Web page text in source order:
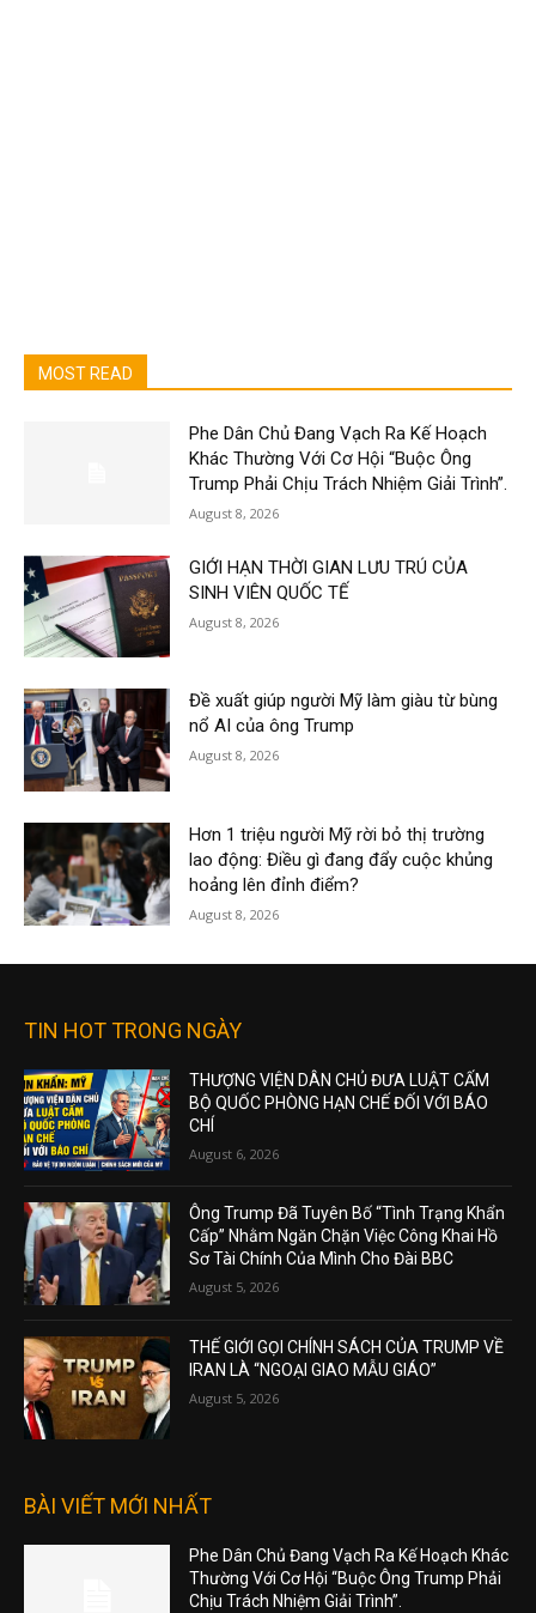
MOST READ
Phe Dân Chủ Đang Vạch Ra Kế Hoạch
Khác Thường Với Cơ Hội “Buộc Ông
Trump Phải Chịu Trách Nhiệm Giải Trình”.
August 8, 2026
GIỚI HẠN THỜI GIAN LƯU TRÚ CỦA
SINH VIÊN QUỐC TẾ
August 8, 2026
Đề xuất giúp người Mỹ làm giàu từ bùng
nổ AI của ông Trump
August 8, 2026
Hơn 1 triệu người Mỹ rời bỏ thị trường
lao động: Điều gì đang đẩy cuộc khủng
hoảng lên đỉnh điểm?
August 8, 2026
TIN HOT TRONG NGÀY
THƯỢNG VIỆN DÂN CHỦ ĐƯA LUẬT CẤM
BỘ QUỐC PHÒNG HẠN CHẾ ĐỐI VỚI BÁO
CHÍ
August 6, 2026
Ông Trump Đã Tuyên Bố “Tình Trạng Khẩn
Cấp” Nhằm Ngăn Chặn Việc Công Khai Hồ
Sơ Tài Chính Của Mình Cho Đài BBC
August 5, 2026
THẾ GIỚI GỌI CHÍNH SÁCH CỦA TRUMP VỀ
IRAN LÀ “NGOẠI GIAO MẪU GIÁO”
August 5, 2026
BÀI VIẾT MỚI NHẤT
Phe Dân Chủ Đang Vạch Ra Kế Hoạch Khác
Thường Với Cơ Hội “Buộc Ông Trump Phải
Chịu Trách Nhiệm Giải Trình”.